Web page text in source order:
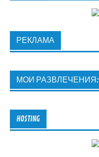
РЕКЛАМА
МОИ РАЗВЛЕЧЕНИЯ:
HOSTING